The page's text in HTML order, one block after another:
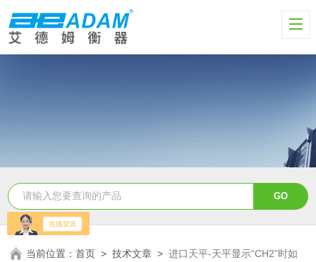
当前位置：首页 >技术文章 >进口天平-天平显示“CH2”时如